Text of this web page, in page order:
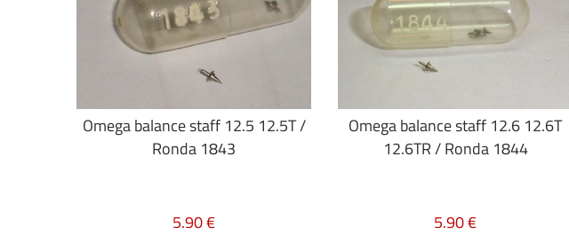
Omega balance staff 12.5 12.5T /
Ronda 1843
5.90 €
Omega balance staff 12.6 12.6T
12.6TR / Ronda 1844
5.90 €